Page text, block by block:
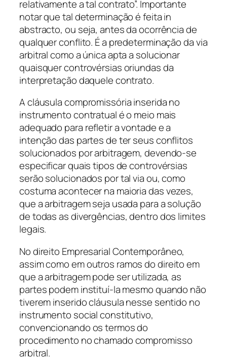
relativamente a tal contrato”. Importante
notar que tal determinação é feita in
abstracto, ou seja, antes da ocorrência de
qualquer conflito. É a predeterminação da via
arbitral como a única apta a solucionar
quaisquer controvérsias oriundas da
interpretação daquele contrato.
A cláusula compromissória inserida no
instrumento contratual é o meio mais
adequado para refletir a vontade e a
intenção das partes de ter seus conflitos
solucionados por arbitragem, devendo-se
especificar quais tipos de controvérsias
serão solucionados por tal via ou, como
costuma acontecer na maioria das vezes,
que a arbitragem seja usada para a solução
de todas as divergências, dentro dos limites
legais.
No direito EmpresarialContemporâneo,
assim como em outros ramos do direito em
que a arbitragem pode ser utilizada, as
partes podem instituí-la mesmo quando não
tiverem inserido cláusula nesse sentido no
instrumento social constitutivo,
convencionando os termos do
procedimento no chamado compromisso
arbitral.